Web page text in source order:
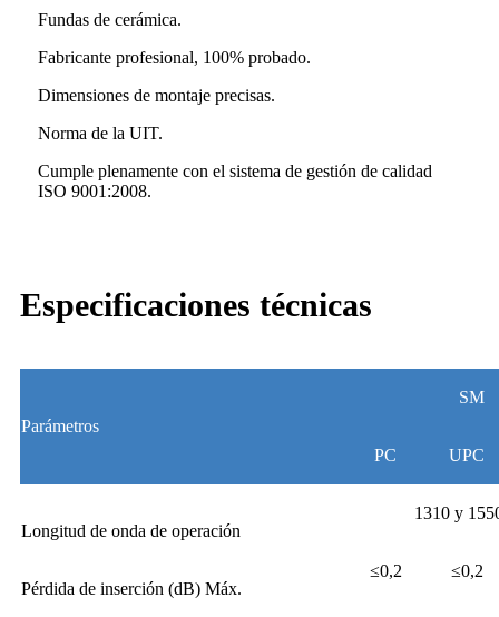
Fundas de cerámica.
Fabricante profesional, 100% probado.
Dimensiones de montaje precisas.
Norma de la UIT.
Cumple plenamente con el sistema de gestión de calidad
ISO 9001:2008.
Especificaciones técnicas
Parámetros
SM
PC UPC
Longitud de onda de operación
1310 y
Pérdida de inserción (dB) Máx.
≤0,2 ≤0,2